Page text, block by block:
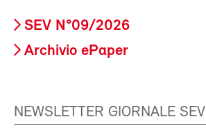
SEV N°09/2026
Archivio ePaper
NEWSLETTER GIORNALE SEV